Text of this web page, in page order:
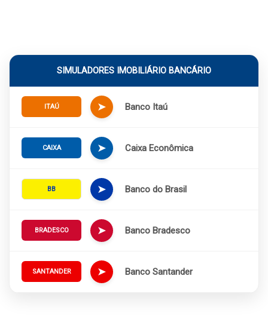
SIMULADORES IMOBILIÁRIO BANCÁRIO
ITAÚ ➤ Banco Itaú
CAIXA ➤ Caixa Econômica
BB ➤ Banco do Brasil
BRADESCO ➤ Banco Bradesco
SANTANDER ➤ Banco Santander